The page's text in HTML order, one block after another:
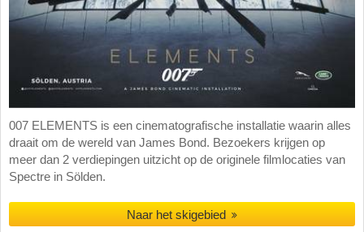
007 ELEMENTS is een cinematografische installatie waarin alles
draait om de wereld van James Bond. Bezoekers krijgen op
meer dan 2 verdiepingen uitzicht op de originele filmlocaties van
Spectre in Sölden.
Naar het skigebied